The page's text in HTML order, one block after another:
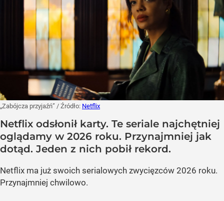
„Zabójcza przyjaźń” / Źródło: Netflix
Netflix odsłonił karty. Te seriale najchętniej
oglądamy w 2026 roku. Przynajmniej jak
dotąd. Jeden z nich pobił rekord.
Netflix ma już swoich serialowych zwycięzców 2026 roku.
Przynajmniej chwilowo.